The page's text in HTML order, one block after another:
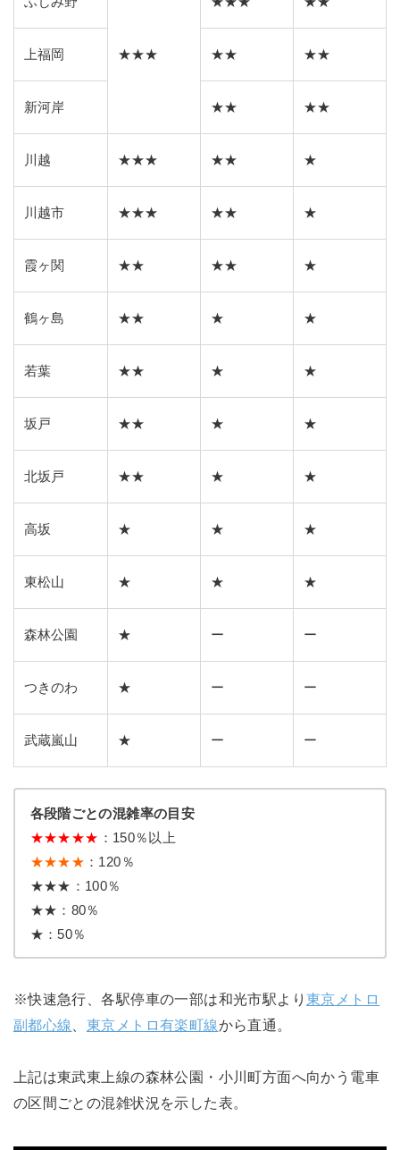
★★★
上福岡 ★★ ★★
新河岸 ★★ ★★
川越 ★★★ ★★ ★
川越市 ★★★ ★★ ★
霞ヶ関 ★★ ★★ ★
鶴ヶ島 ★★ ★ ★
若葉 ★★ ★ ★
坂戸 ★★ ★ ★
北坂戸 ★★ ★ ★
高坂 ★ ★ ★
東松山 ★ ★ ★
森林公園 ★ ー ー
つきのわ ★ ー ー
武蔵嵐山 ★ ー ー
各段階ごとの混雑率の目安
★★★★★ ：150％以上
★★★★ ：120％
★★★：100％
★★：80％
★：50％
※快速急行、各駅停車の一部は和光市駅より東京メトロ
副都心線
東京メトロ有楽町線から直通。
上記は東武東上線の森林公園・小川町方面へ向かう電車
の区間ごとの混雑状況を示した表。